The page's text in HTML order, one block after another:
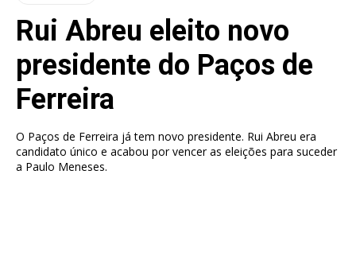
Rui Abreu eleito novo
presidente do Paços de
Ferreira
O Paços de Ferreira já tem novo presidente. Rui Abreu era
candidato único e acabou por vencer as eleições para suceder
a Paulo Meneses.